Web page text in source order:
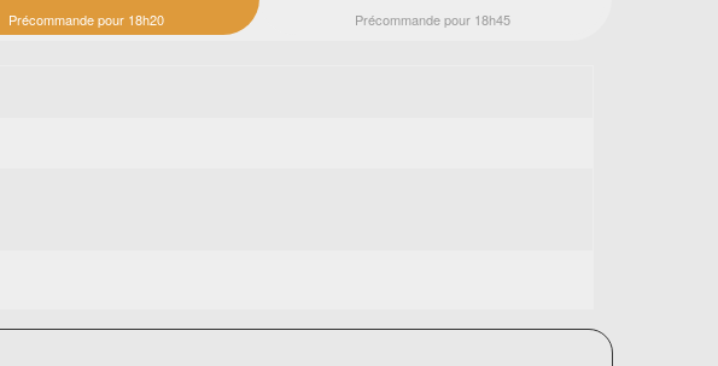
Précommande pour 18h20 Précommande pour 18h45